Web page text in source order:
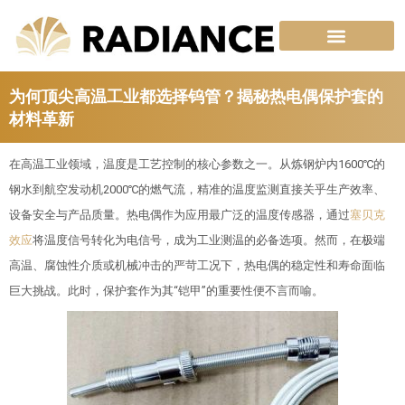
容
为何顶尖高温工业都选择钨管？揭秘热电偶保护套的
材料革新
在高温工业领域，温度是工艺控制的核心参数之一。从炼钢炉内1600℃的
钢水到航空发动机2000℃的燃气流，精准的温度监测直接关乎生产效率、
设备安全与产品质量。热电偶作为应用最广泛的温度传感器，通过塞贝克
效应将温度信号转化为电信号，成为工业测温的必备选项。然而，在极端
高温、腐蚀性介质或机械冲击的严苛工况下，热电偶的稳定性和寿命面临
巨大挑战。此时，保护套作为其“铠甲”的重要性便不言而喻。